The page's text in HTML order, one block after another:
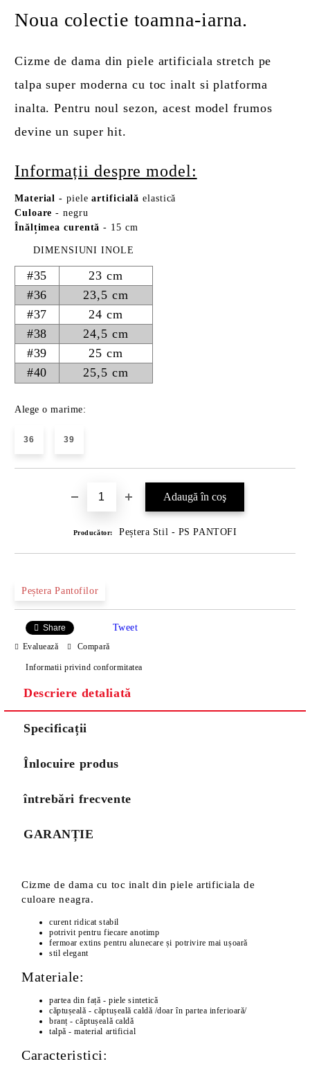
Noua colectie toamna-iarna.
Cizme de dama din piele artificiala stretch pe
talpa super moderna cu toc inalt si platforma
inalta. Pentru noul sezon, acest model frumos
devine un super hit.
Informații despre model:
Material - pieleartificială elastică
Culoare - negru
Înălțimea curentă - 15 cm
DIMENSIUNI INOLE
#35
23 cm
#36
23,5 cm
#37
24 cm
#38
24,5 cm
#39
25 cm
#40
25,5 cm
Alege o marime:
36 39
Producător: Peștera Stil - PS PANTOFI
Peștera Pantofilor
Share Tweet
Evaluează Compară
Informatii privind conformitatea
Descriere detaliată
Specificații
Înlocuire produs
întrebări frecvente
GARANȚIE
Cizme de dama cu toc inalt din piele artificiala de
culoare neagra.
curent ridicat stabil
potrivit pentru fiecare anotimp
fermoar extins pentru alunecare și potrivire mai ușoară
stil elegant
Materiale:
partea din față - piele sintetică
căptușeală - căptușeală caldă /doar în partea inferioară/
branț - căptușeală caldă
talpă - material artificial
Caracteristici: